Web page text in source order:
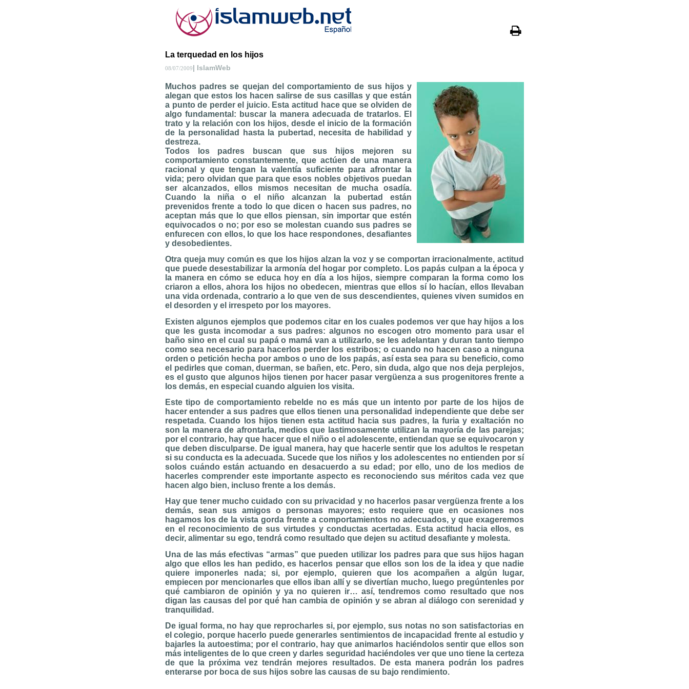
La terquedad en los hijos
08/07/2009| IslamWeb
Muchos padres se quejan del comportamiento de sus hijos y
alegan que estos los hacen salirse de sus casillas y que están
a punto de perder el juicio. Esta actitud hace que se olviden de
algo fundamental: buscar la manera adecuada de tratarlos. El
trato y la relación con los hijos, desde el inicio de la formación
de la personalidad hasta la pubertad, necesita de habilidad y
destreza.
Todos los padres buscan que sus hijos mejoren su
comportamiento constantemente, que actúen de una manera
racional y que tengan la valentía suficiente para afrontar la
vida; pero olvidan que para que esos nobles objetivos puedan
ser alcanzados, ellos mismos necesitan de mucha osadía.
Cuando la niña o el niño alcanzan la pubertad están
prevenidos frente a todo lo que dicen o hacen sus padres, no
aceptan más que lo que ellos piensan, sin importar que estén
equivocados o no; por eso se molestan cuando sus padres se
enfurecen con ellos, lo que los hace respondones, desafiantes
y desobedientes.
Otra queja muy común es que los hijos alzan la voz y se comportan irracionalmente, actitud
que puede desestabilizar la armonía del hogar por completo. Los papás culpan a la época y
la manera en cómo se educa hoy en día a los hijos, siempre comparan la forma como los
criaron a ellos, ahora los hijos no obedecen, mientras que ellos sí lo hacían, ellos llevaban
una vida ordenada, contrario a lo que ven de sus descendientes, quienes viven sumidos en
el desorden y el irrespeto por los mayores.
Existen algunos ejemplos que podemos citar en los cuales podemos ver que hay hijos a los
que les gusta incomodar a sus padres: algunos no escogen otro momento para usar el
baño sino en el cual su papá o mamá van a utilizarlo, se les adelantan y duran tanto tiempo
como sea necesario para hacerlos perder los estribos; o cuando no hacen caso a ninguna
orden o petición hecha por ambos o uno de los papás, así esta sea para su beneficio, como
el pedirles que coman, duerman, se bañen, etc. Pero, sin duda, algo que nos deja perplejos,
es el gusto que algunos hijos tienen por hacer pasar vergüenza a sus progenitores frente a
los demás, en especial cuando alguien los visita.
Este tipo de comportamiento rebelde no es más que un intento por parte de los hijos de
hacer entender a sus padres que ellos tienen una personalidad independiente que debe ser
respetada. Cuando los hijos tienen esta actitud hacia sus padres, la furia y exaltación no
son la manera de afrontarla, medios que lastimosamente utilizan la mayoría de las parejas;
por el contrario, hay que hacer que el niño o el adolescente, entiendan que se equivocaron y
que deben disculparse. De igual manera, hay que hacerle sentir que los adultos le respetan
si su conducta es la adecuada. Sucede que los niños y los adolescentes no entienden por sí
solos cuándo están actuando en desacuerdo a su edad; por ello, uno de los medios de
hacerles comprender este importante aspecto es reconociendo sus méritos cada vez que
hacen algo bien, incluso frente a los demás.
Hay que tener mucho cuidado con su privacidad y no hacerlos pasar vergüenza frente a los
demás, sean sus amigos o personas mayores; esto requiere que en ocasiones nos
hagamos los de la vista gorda frente a comportamientos no adecuados, y que exageremos
en el reconocimiento de sus virtudes y conductas acertadas. Esta actitud hacia ellos, es
decir, alimentar su ego, tendrá como resultado que dejen su actitud desafiante y molesta.
Una de las más efectivas “armas” que pueden utilizar los padres para que sus hijos hagan
algo que ellos les han pedido, es hacerlos pensar que ellos son los de la idea y que nadie
quiere imponerles nada; si, por ejemplo, quieren que los acompañen a algún lugar,
empiecen por mencionarles que ellos iban allí y se divertían mucho, luego pregúntenles por
qué cambiaron de opinión y ya no quieren ir… así, tendremos como resultado que nos
digan las causas del por qué han cambia de opinión y se abran al diálogo con serenidad y
tranquilidad.
De igual forma, no hay que reprocharles si, por ejemplo, sus notas no son satisfactorias en
el colegio, porque hacerlo puede generarles sentimientos de incapacidad frente al estudio y
bajarles la autoestima; por el contrario, hay que animarlos haciéndolos sentir que ellos son
más inteligentes de lo que creen y darles seguridad haciéndoles ver que uno tiene la certeza
de que la próxima vez tendrán mejores resultados. De esta manera podrán los padres
enterarse por boca de sus hijos sobre las causas de su bajo rendimiento.